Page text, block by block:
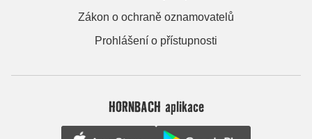
Zákon o ochraně oznamovatelů
Prohlášení o přístupnosti
HORNBACH aplikace